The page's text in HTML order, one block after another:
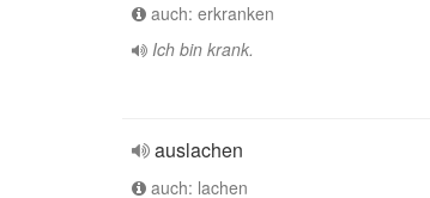
auch: erkranken
Ich bin krank.
auslachen
auch: lachen